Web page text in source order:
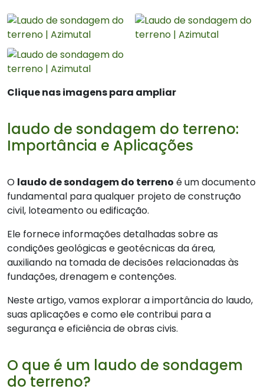
Clique nas imagens para ampliar
laudo de sondagem do terreno:
Importância e Aplicações
O laudo de sondagem do terreno é um documento
fundamental para qualquer projeto de construção
civil, loteamento ou edificação.
Ele fornece informações detalhadas sobre as
condições geológicas e geotécnicas da área,
auxiliando na tomada de decisões relacionadas às
fundações, drenagem e contenções.
Neste artigo, vamos explorar a importância do laudo,
suas aplicações e como ele contribui para a
segurança e eficiência de obras civis.
O que é um laudo de sondagem
do terreno?